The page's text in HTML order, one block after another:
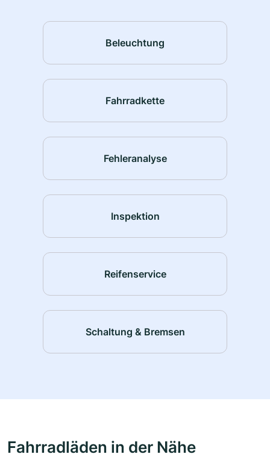
Beleuchtung
Fahrradkette
Fehleranalyse
Inspektion
Reifenservice
Schaltung & Bremsen
Fahrradläden in der Nähe